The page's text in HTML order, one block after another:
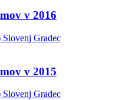
v 2016
Slovenj Gradec
v 2015
Slovenj Gradec